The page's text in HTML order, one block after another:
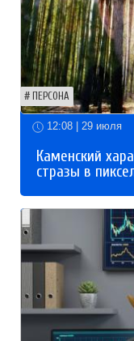
ПЕРСОНА
12:08 | 29 июля
Каменский
стразы в